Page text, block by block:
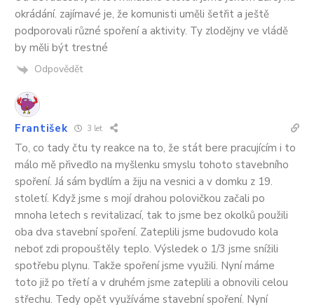
okrádání. zajímavé je, že komunisti uměli šetřit a ještě
podporovali různé spoření a aktivity. Ty zlodějny ve vládě
by měli být trestné
Odpovědět
František 3 let
To, co tady čtu ty reakce na to, že stát bere pracujícím i to
málo mě přivedlo na myšlenku smyslu tohoto stavebního
spoření. Já sám bydlím a žiju na vesnici a v domku z 19.
století. Když jsme s mojí drahou polovičkou začali po
mnoha letech s revitalizací, tak to jsme bez okolků použili
oba dva stavební spoření. Zateplili jsme budovudo kola
neboť zdi propouštěly teplo. Výsledek o 1/3 jsme snížili
spotřebu plynu. Takže spoření jsme využili. Nyní máme
toto již po třetí a v druhém jsme zateplili a obnovili celou
střechu. Tedy opět využíváme stavební spoření. Nyní